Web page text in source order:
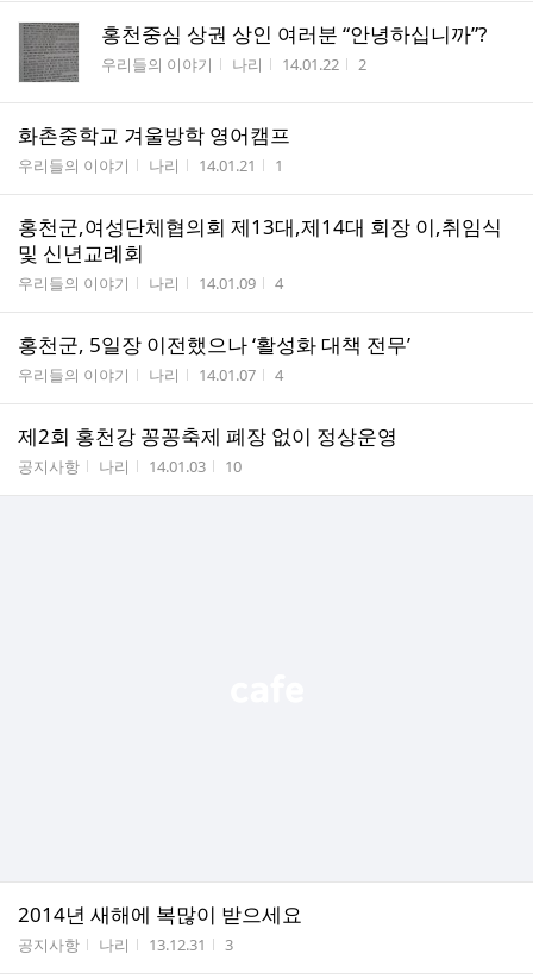
홍천중심 상권 상인 여러분 “안녕하십니까”?
게시판명
우리들의 이야기 작성자
나리 작성시간
14.01.22 조회수
2
화촌중학교 겨울방학 영어캠프
게시판명
우리들의 이야기 작성자
나리 작성시간
14.01.21 조회수
1
홍천군,여성단체협의회 제13대,제14대 회장 이,취임식
및 신년교례회
게시판명
우리들의 이야기 작성자
나리 작성시간
14.01.09 조회수
4
홍천군, 5일장 이전했으나 ‘활성화 대책 전무’
게시판명
우리들의 이야기 작성자
나리 작성시간
14.01.07 조회수
4
제2회 홍천강 꽁꽁축제 폐장 없이 정상운영
게시판명
공지사항 작성자
나리 작성시간
14.01.03 조회수
10
2014년 새해에 복많이 받으세요
게시판명
공지사항 작성자
나리 작성시간
13.12.31 조회수
3